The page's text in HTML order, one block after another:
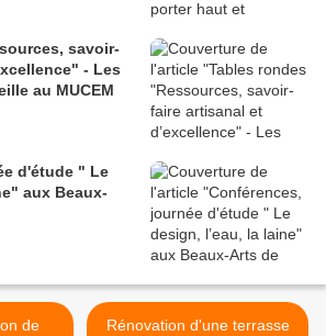
- Les
au MUCEM
d'étude " Le
aux Beaux-
Rénovation d'une terrasse